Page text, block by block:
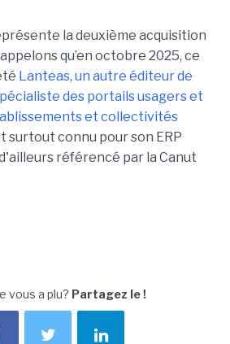
la deuxième acquisition
qu’en octobre 2025, ce
Lanteas, un autre éditeur de
des portails usagers et
et collectivités
surtout connu pour son ERP
référencé par la Canut
vous a plu? Partagez le !